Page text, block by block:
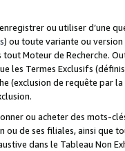
ou utiliser d’une
) ou toute variante ou
tout Moteur de Recherche.
les Termes Exclusifs
(exclusion de requête
ou acheter des mots-
ou de ses filiales, ainsi que
dans le Tableau Non